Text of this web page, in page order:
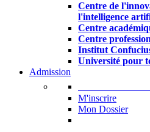
Centre de
l'intelligence
Centre
Centre
Institut
Université pour
Admission
M'inscrire
Mon Dossier